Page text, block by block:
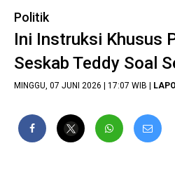
Politik
Ini Instruksi Khusus
Seskab Teddy Soal
MINGGU, 07 JUNI 2026 | 17:07 WIB |